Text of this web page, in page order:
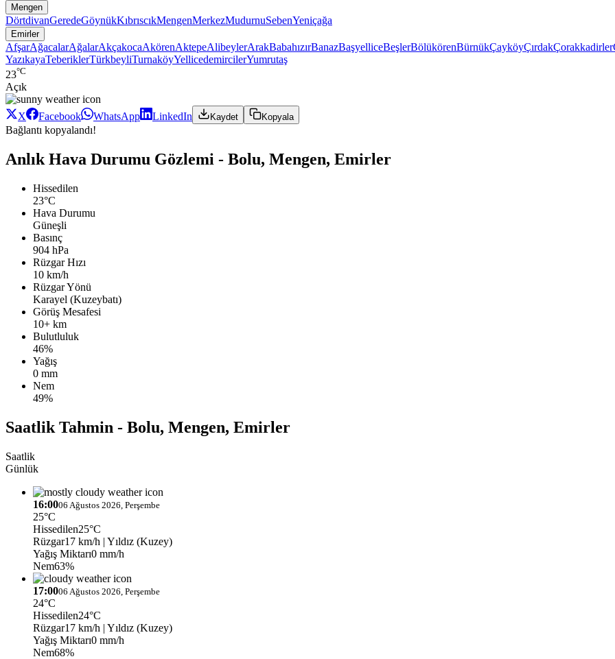
Mengen
DörtdivanGeredeGöynükKıbrıscıkMengenMerkezMudurnuSebenYeniçağa
Emirler
AfşarAğacalarAğalarAkçakocaAkörenAktepeAlibeylerArakBabahızırBanazBaşyelliceBeşlerBölükörenBürnükÇayköyÇırdakÇorakkadirler
YazıkayaTeberiklerTürkbeyliTurnaköyYellicedemircilerYumrutaş
23°C
Açık
X Facebook WhatsApp LinkedIn Kaydet Kopyala
Bağlantı kopyalandı!
Anlık Hava Durumu Gözlemi - Bolu, Mengen, Emirler
Hissedilen
23°C
Hava Durumu
Güneşli
Basınç
904 hPa
Rüzgar Hızı
10 km/h
Rüzgar Yönü
Karayel (Kuzeybatı)
Görüş Mesafesi
10+ km
Bulutluluk
46%
Yağış
0 mm
Nem
49%
Saatlik Tahmin - Bolu, Mengen, Emirler
Saatlik
Günlük
16:0006 Ağustos 2026, Perşembe
25°C
Hissedilen25°C
Rüzgar17 km/h | Yıldız (Kuzey)
Yağış Miktarı0 mm/h
Nem63%
17:0006 Ağustos 2026, Perşembe
24°C
Hissedilen24°C
Rüzgar17 km/h | Yıldız (Kuzey)
Yağış Miktarı0 mm/h
Nem68%